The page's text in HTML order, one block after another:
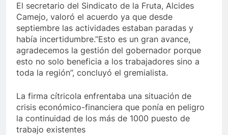
El secretario del Sindicato de la Fruta, Alcides
Camejo, valoró el acuerdo ya que desde
septiembre las actividades estaban paradas y
había incertidumbre.”Esto es un gran avance,
agradecemos la gestión del gobernador porque
esto no solo beneficia a los trabajadores sino a
toda la región”, concluyó el gremialista.
La firma cítricola enfrentaba una situación de
crisis económico-financiera que ponía en peligro
la continuidad de los más de 1000 puesto de
trabajo existentes